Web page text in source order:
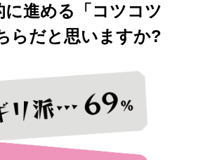
に進める「コツコツ
らだと思いますか?